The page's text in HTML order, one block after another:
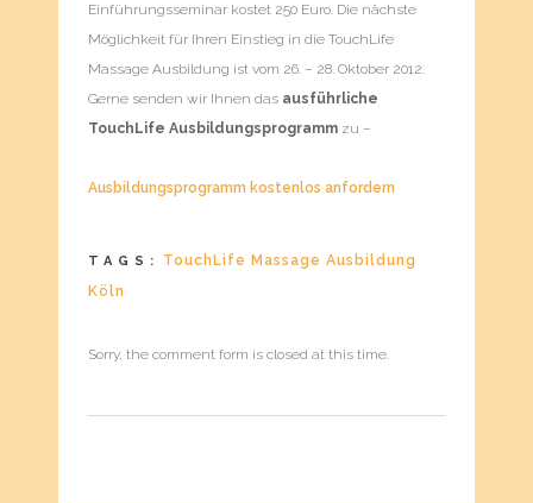
Einführungsseminar kostet 250 Euro. Die nächste
Möglichkeit für Ihren Einstieg in die TouchLife
Massage Ausbildung ist vom 26. – 28. Oktober 2012.
Gerne senden wir Ihnen das ausführliche
TouchLife Ausbildungsprogramm zu –
Ausbildungsprogramm kostenlos anfordern
TAGS:
TouchLife Massage Ausbildung
Köln
Sorry, the comment form is closed at this time.